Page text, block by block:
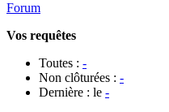
Forum
Vos requêtes
Toutes : -
Non clôturées : -
Dernière : le -